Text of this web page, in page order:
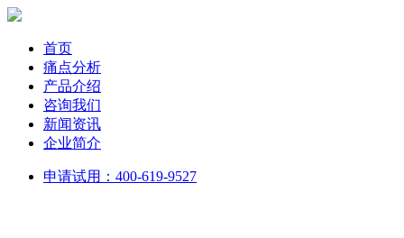
首页
痛点分析
产品介绍
咨询我们
新闻资讯
企业简介
申请试用：400-619-9527